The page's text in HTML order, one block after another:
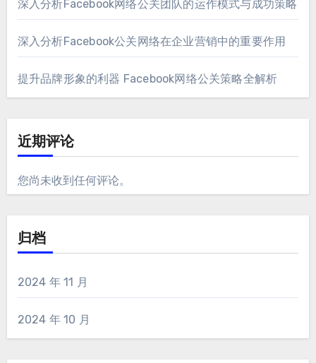
深入分析Facebook网络公关团队的运作模式与成功策略
深入分析Facebook公关网络在企业营销中的重要作用
提升品牌形象的利器 Facebook网络公关策略全解析
近期评论
您尚未收到任何评论。
归档
2024 年 11 月
2024 年 10 月